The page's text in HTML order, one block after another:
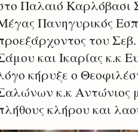
Παλαιό Καρλόβασι
Πανηγυρικός
του
και Ικαρίας κ.κ
κήρυξε ο
κ.κ Αντώνιος
κλήρου και